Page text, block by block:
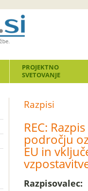
PROJEKTNO
SVETOVANJE
Razpisi
REC:
področju
EU in
Razpisovalec: